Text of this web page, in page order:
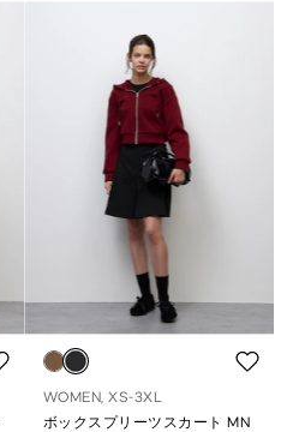
WOMEN, XS-3XL
ボックスプリーツスカート MN